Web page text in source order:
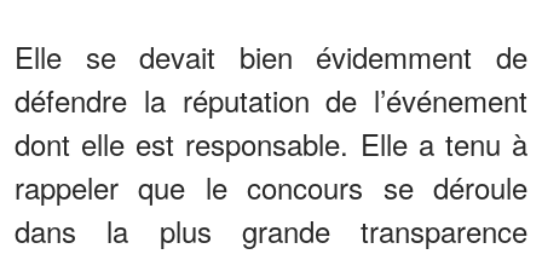
Elle se devait bien évidemment de
défendre la réputation de l’événement
dont elle est responsable. Elle a tenu à
rappeler que le concours se déroule
dans la plus grande transparence